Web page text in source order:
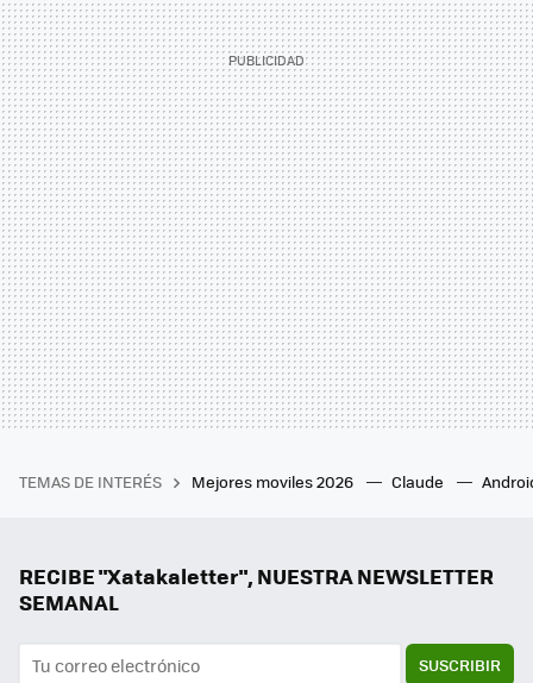
TEMAS DE INTERÉS Mejores moviles 2026 Claude
RECIBE "Xatakaletter", NUESTRA NEWSLETTER
SEMANAL
SUSCRIBIR